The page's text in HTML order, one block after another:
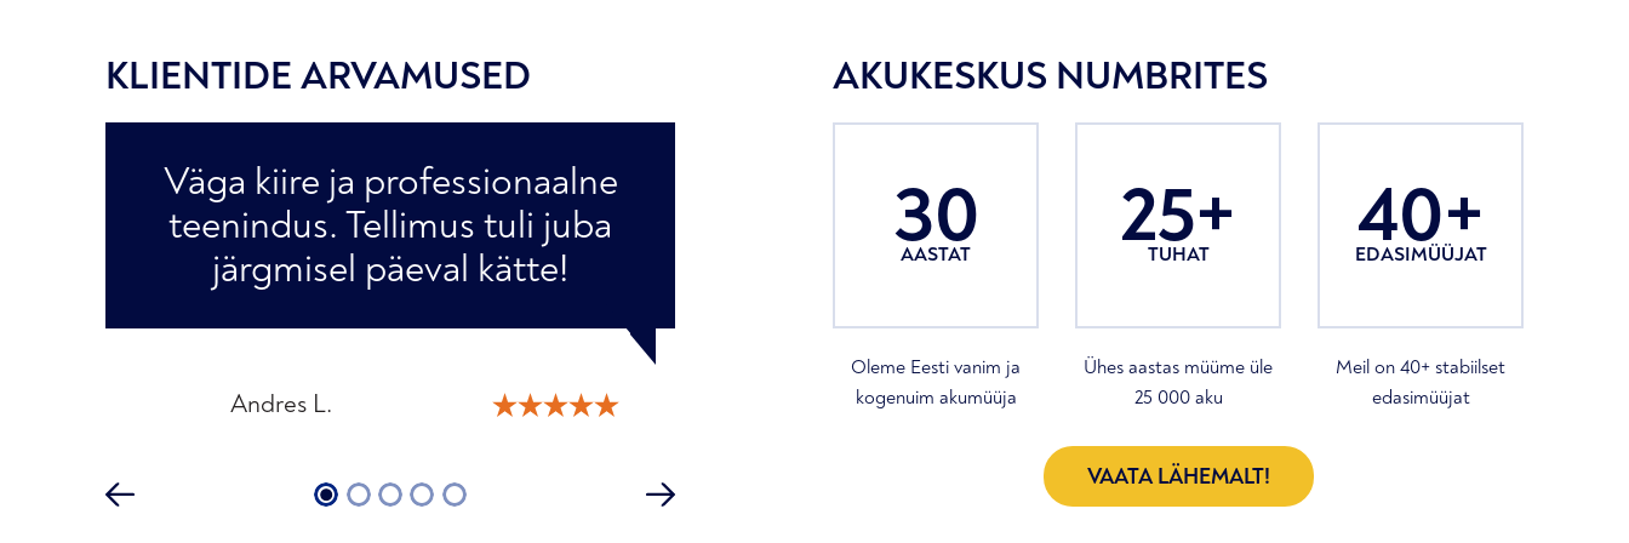
KLIENTIDE ARVAMUSED
Väga kiire ja professionaalne
teenindus. Tellimus tuli juba
järgmisel päeval kätte!
Andres L.
Katrin M.
Martin K.
Helena T.
Raivo P.
1 2 3 4 5
AKUKESKUS NUMBRITES
30
AASTAT
Oleme Eesti vanim ja
kogenuim akumüüja
25+
TUHAT
Ühes aastas müüme üle
25 000 aku
40+
EDASIMÜÜJAT
Meil on 40+ stabiilset
edasimüüjat
VAATA LÄHEMALT!